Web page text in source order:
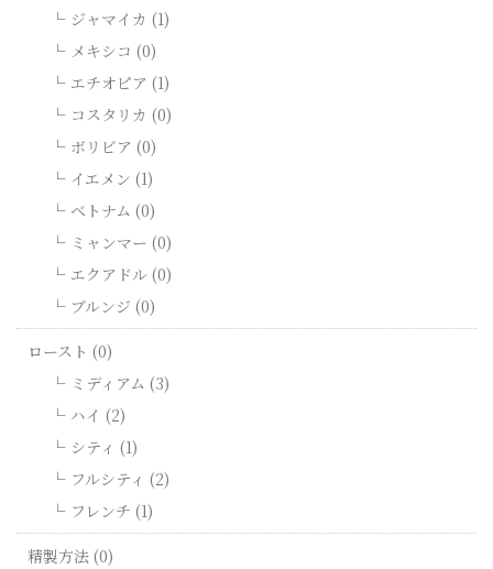
ジャマイカ (1)
メキシコ (0)
エチオピア (1)
コスタリカ (0)
ボリビア (0)
イエメン (1)
ベトナム (0)
ミャンマー (0)
エクアドル (0)
ブルンジ (0)
ロースト (0)
ミディアム (3)
ハイ (2)
シティ (1)
フルシティ (2)
フレンチ (1)
精製方法 (0)